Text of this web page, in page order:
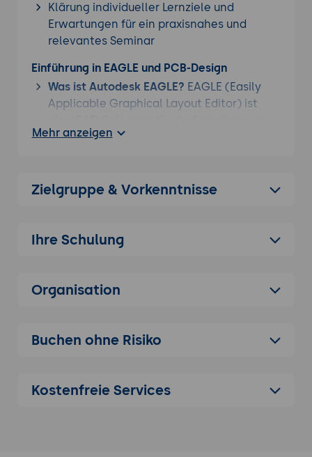
Klärung individueller Lernziele und
Erwartungen für ein praxisnahes und
relevantes Seminar
Einführung in EAGLE und PCB-Design
Was ist Autodesk EAGLE? EAGLE (Easily
Applicable Graphical Layout Editor) ist
Schaltplänen und Leiterplatten-Layouts
die Entwicklung von Elektronikprojekten
wird zur Entwicklung von Leiterplatten für
in den Bereichen Industrie, Consumer
Einführung in die Vorteile von EAGLE, wie
integrierten Schaltplan- und Layout-
Mehr anzeigen
Zielgruppe & Vorkenntnisse
Ihre Schulung
Organisation
Buchen ohne Risiko
Kostenfreie Services